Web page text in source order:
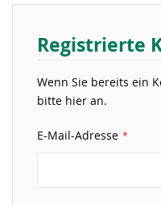
Registrierte
Wenn Sie bereits ein
bitte hier an.
E-Mail-Adresse